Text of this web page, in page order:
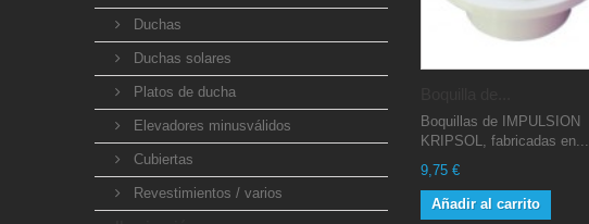
Duchas
Duchas solares
Platos de ducha
Elevadores minusválidos
Cubiertas
Revestimientos / varios
Boquillas de IMPULSION
KRIPSOL, fabricadas en...
9,75 €
Añadir al carrito